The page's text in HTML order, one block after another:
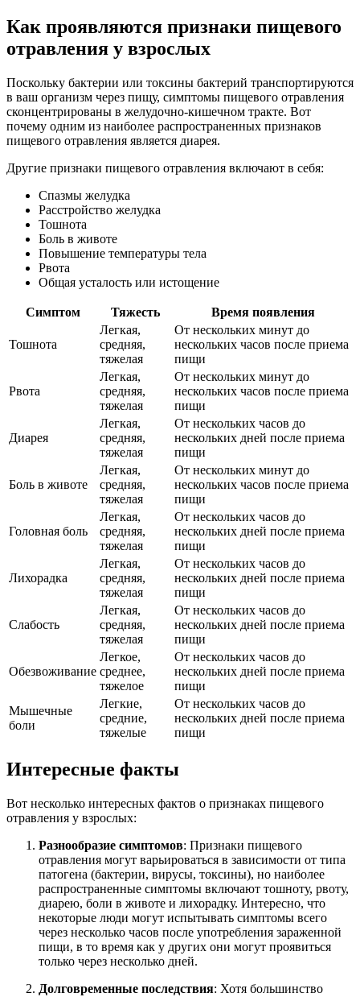
Как проявляются признаки пищевого
отравления у взрослых
Поскольку бактерии или токсины бактерий транспортируются
в ваш организм через пищу, симптомы пищевого отравления
сконцентрированы в желудочно-кишечном тракте. Вот
почему одним из наиболее распространенных признаков
пищевого отравления является диарея.
Другие признаки пищевого отравления включают в себя:
Спазмы желудка
Расстройство желудка
Тошнота
Боль в животе
Повышение температуры тела
Рвота
Общая усталость или истощение
Симптом Тяжесть Время появления
Тошнота
Легкая,
средняя,
тяжелая
От нескольких минут до
нескольких часов после приема
пищи
Рвота
Легкая,
средняя,
тяжелая
От нескольких минут до
нескольких часов после приема
пищи
Диарея
Легкая,
средняя,
тяжелая
От нескольких часов до
нескольких дней после приема
пищи
Боль в животе
Легкая,
средняя,
тяжелая
От нескольких минут до
нескольких часов после приема
пищи
Головная боль
Легкая,
средняя,
тяжелая
От нескольких часов до
нескольких дней после приема
пищи
Лихорадка
Легкая,
средняя,
тяжелая
От нескольких часов до
нескольких дней после приема
пищи
Слабость
Легкая,
средняя,
тяжелая
От нескольких часов до
нескольких дней после приема
пищи
Обезвоживание
Легкое,
среднее,
тяжелое
От нескольких часов до
нескольких дней после приема
пищи
Мышечные
боли
Легкие,
средние,
тяжелые
От нескольких часов до
нескольких дней после приема
пищи
Интересные факты
Вот несколько интересных фактов о признаках пищевого
отравления у взрослых:
Разнообразие симптомов: Признаки пищевого
отравления могут варьироваться в зависимости от типа
патогена (бактерии, вирусы, токсины), но наиболее
распространенные симптомы включают тошноту, рвоту,
диарею, боли в животе и лихорадку. Интересно, что
некоторые люди могут испытывать симптомы всего
через несколько часов после употребления зараженной
пищи, в то время как у других они могут проявиться
только через несколько дней.
Долговременные последствия: Хотя большинство